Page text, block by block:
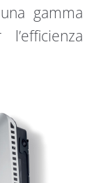
gamma